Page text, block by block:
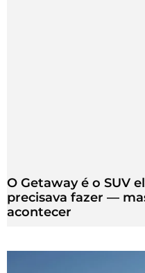
O Getaway é o SUV
precisava fazer —
acontecer